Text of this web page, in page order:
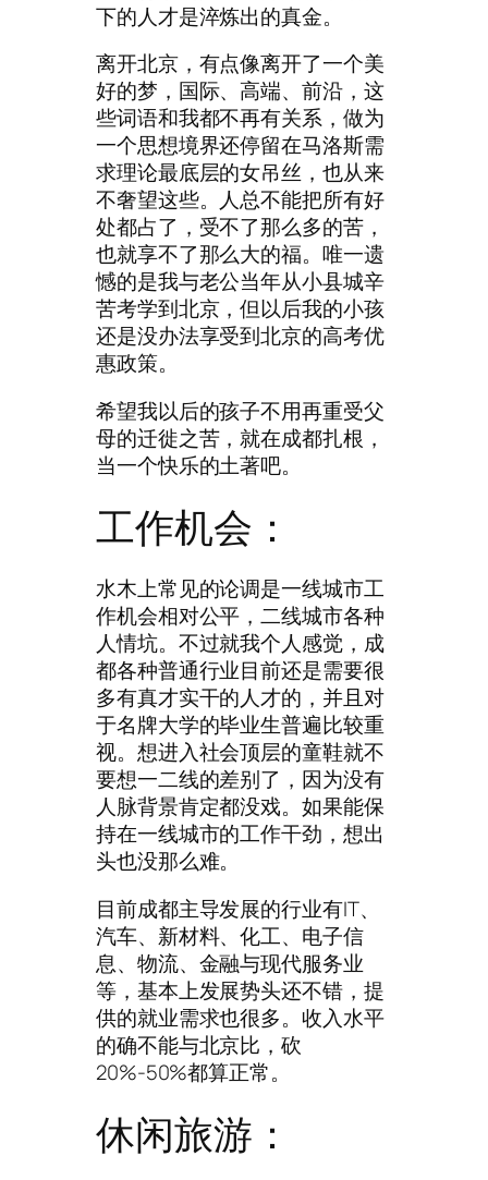
下的人才是淬炼出的真金。
离开北京，有点像离开了一个美
好的梦，国际、高端、前沿，这
些词语和我都不再有关系，做为
一个思想境界还停留在马洛斯需
求理论最底层的女吊丝，也从来
不奢望这些。人总不能把所有好
处都占了，受不了那么多的苦，
也就享不了那么大的福。唯一遗
憾的是我与老公当年从小县城辛
苦考学到北京，但以后我的小孩
还是没办法享受到北京的高考优
惠政策。
希望我以后的孩子不用再重受父
母的迁徙之苦，就在成都扎根，
当一个快乐的土著吧。
工作机会：
水木上常见的论调是一线城市工
作机会相对公平，二线城市各种
人情坑。不过就我个人感觉，成
都各种普通行业目前还是需要很
多有真才实干的人才的，并且对
于名牌大学的毕业生普遍比较重
视。想进入社会顶层的童鞋就不
要想一二线的差别了，因为没有
人脉背景肯定都没戏。如果能保
持在一线城市的工作干劲，想出
头也没那么难。
目前成都主导发展的行业有IT、
汽车、新材料、化工、电子信
息、物流、金融与现代服务业
等，基本上发展势头还不错，提
供的就业需求也很多。收入水平
的确不能与北京比，砍
20%-50%都算正常。
休闲旅游：